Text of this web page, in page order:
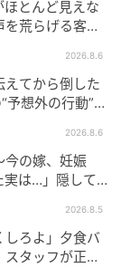
在と異なる
です。
で再び独身に
はボディラ
ポーション
気になって
に目の当た
ほとんど見えな
荒らげる客。
2026.8.6
てから倒した
想外の行動”に
2026.8.6
今の嫁、妊娠
は…」隠して
2026.8.5
しろよ」夕食バ
タッフが正論